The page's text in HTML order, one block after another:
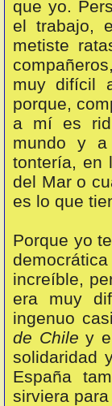
que yo.
el trabajo,
metiste
muy difícil
porque,
a mí es
mundo y
tontería, en
del Mar o
es lo que
Porque yo
increíble,
era muy
ingenuo
de Chile y
solidaridad
España
sirviera